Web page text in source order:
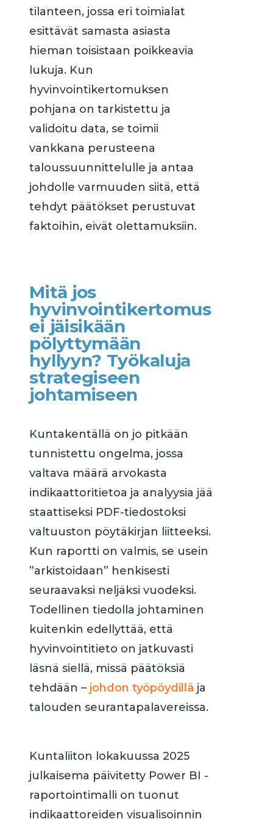
tilanteen, jossa eri toimialat
esittävät samasta asiasta
hieman toisistaan poikkeavia
lukuja. Kun
hyvinvointikertomuksen
pohjana on tarkistettu ja
validoitu data, se toimii
vankkana perusteena
taloussuunnittelulle ja antaa
johdolle varmuuden siitä, että
tehdyt päätökset perustuvat
faktoihin, eivät olettamuksiin.
Mitä jos
hyvinvointikertomus
ei jäisikään
pölyttymään
hyllyyn? Työkaluja
strategiseen
johtamiseen
Kuntakentällä on jo pitkään
tunnistettu ongelma, jossa
valtava määrä arvokasta
indikaattoritietoa ja analyysia jää
staattiseksi PDF-tiedostoksi
valtuuston pöytäkirjan liitteeksi.
Kun raportti on valmis, se usein
”arkistoidaan” henkisesti
seuraavaksi neljäksi vuodeksi.
Todellinen tiedolla johtaminen
kuitenkin edellyttää, että
hyvinvointitieto on jatkuvasti
läsnä siellä, missä päätöksiä
tehdään – johdon työpöydillä ja
talouden seurantapalavereissa.
Kuntaliiton lokakuussa 2025
julkaisema päivitetty Power BI -
raportointimalli on tuonut
indikaattoreiden visualisoinnin